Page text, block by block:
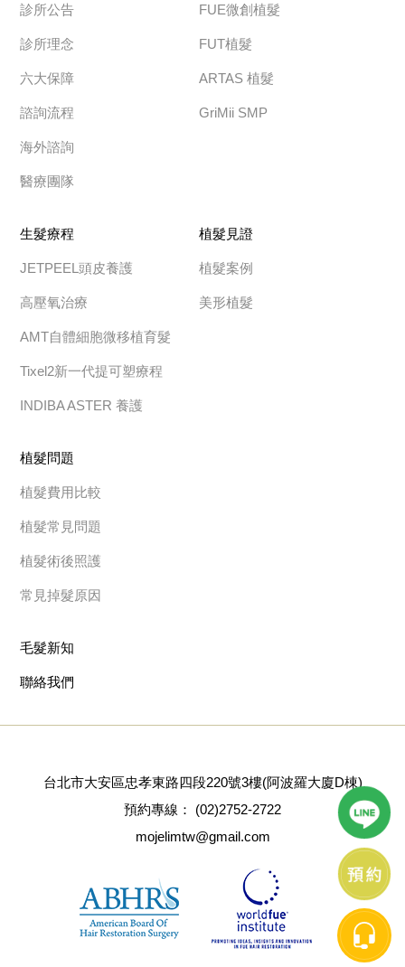
診所公告
診所理念
六大保障
諮詢流程
海外諮詢
醫療團隊
FUE微創植髮
FUT植髮
ARTAS 植髮
GriMii SMP
生髮療程
JETPEEL頭皮養護
高壓氧治療
AMT自體細胞微移植育髮
Tixel2新一代提可塑療程
INDIBA ASTER 養護
植髮見證
植髮案例
美形植髮
植髮問題
植髮費用比較
植髮常見問題
植髮術後照護
常見掉髮原因
毛髮新知
聯絡我們
台北市大安區忠孝東路四段220號3樓(阿波羅大廈D棟)
預約專線：
(02)2752-2722
mojelimtw@gmail.com